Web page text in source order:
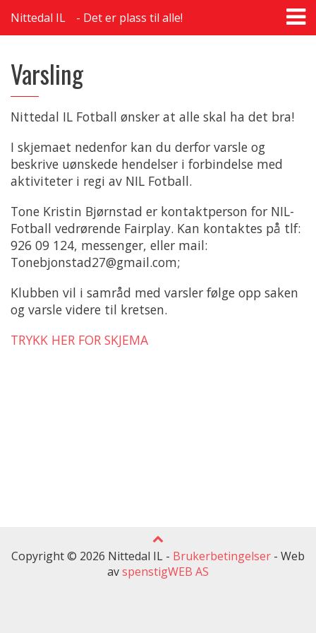
Nittedal IL Det er plass til alle!
Varsling
Nittedal IL Fotball ønsker at alle skal ha det bra!
I skjemaet nedenfor kan du derfor varsle og
beskrive uønskede hendelser i forbindelse med
aktiviteter i regi av NIL Fotball.
Tone Kristin Bjørnstad er kontaktperson for NIL-
Fotball vedrørende Fairplay. Kan kontaktes på tlf:
926 09 124, messenger, eller mail:
Tonebjonstad27@gmail.com;
Klubben vil i samråd med varsler følge opp saken
og varsle videre til kretsen.
TRYKK HER FOR SKJEMA
Copyright © 2026 Nittedal IL - Brukerbetingelser - Web
avspenstigWEB AS